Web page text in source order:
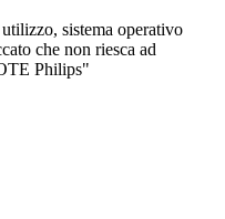
sistema operativo
che non riesca ad
Philips"